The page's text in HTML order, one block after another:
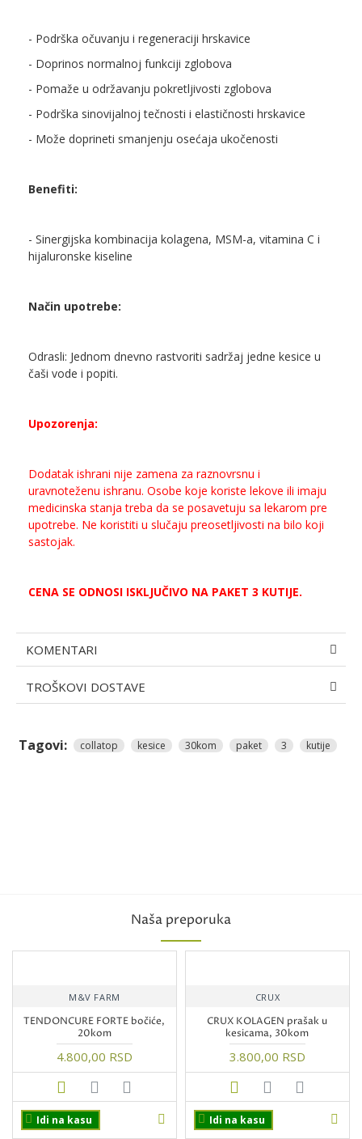
- Podrška očuvanju i regeneraciji hrskavice
- Doprinos normalnoj funkciji zglobova
- Pomaže u održavanju pokretljivosti zglobova
- Podrška sinovijalnoj tečnosti i elastičnosti hrskavice
- Može doprineti smanjenju osećaja ukočenosti
Benefiti:
- Sinergijska kombinacija kolagena, MSM-a, vitamina C i
hijaluronske kiseline
Način upotrebe:
Odrasli: Jednom dnevno rastvoriti sadržaj jedne kesice u
čaši vode i popiti.
Upozorenja:
Dodatak ishrani nije zamena za raznovrsnu i
uravnoteženu ishranu. Osobe koje koriste lekove ili imaju
medicinska stanja treba da se posavetuju sa lekarom pre
upotrebe. Ne koristiti u slučaju preosetljivosti na bilo koji
sastojak.
CENA SE ODNOSI ISKLJUČIVO NA PAKET 3 KUTIJE.
KOMENTARI
TROŠKOVI DOSTAVE
Tagovi: collatop kesice 30kom paket 3 kutije
Naša preporuka
M&V FARM
TENDONCURE FORTE bočiće,
20kom
4.800,00 RSD
Idi na kasu
CRUX
CRUX KOLAGEN prašak u
kesicama, 30kom
3.800,00 RSD
Idi na kasu